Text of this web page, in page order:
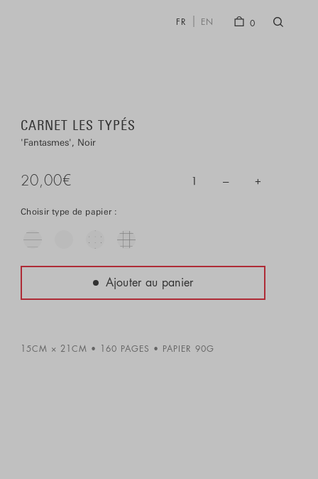
FR EN 0
15CM × 21CM 160 PAGES PAPIER 90G
CARNET LES TYPÉS
Fantasmes Noir
20,00€ 1 – +
Choisir type de papier :
Ajouter au panier